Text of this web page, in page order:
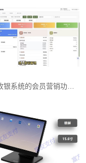
富掌柜收银系统的会员营销功能好用吗？